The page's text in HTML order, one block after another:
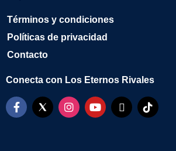
Términos y condiciones
Políticas de privacidad
Contacto
Conecta con Los Eternos Rivales